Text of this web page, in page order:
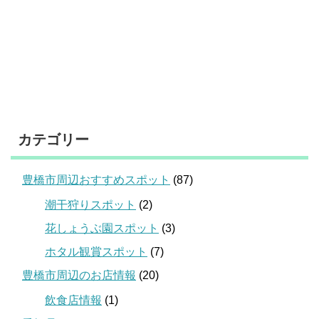
カテゴリー
豊橋市周辺おすすめスポット (87)
潮干狩りスポット (2)
花しょうぶ園スポット (3)
ホタル観賞スポット (7)
豊橋市周辺のお店情報 (20)
飲食店情報 (1)